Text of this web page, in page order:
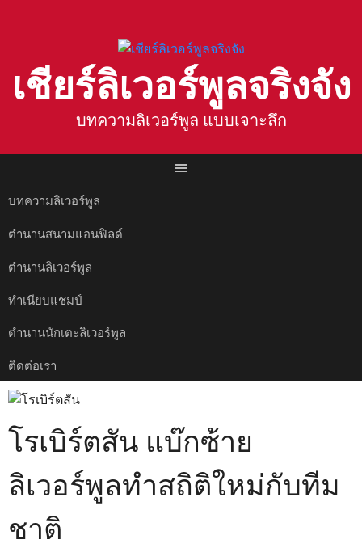
เชียร์ลิเวอร์พูลจริงจัง
บทความลิเวอร์พูล แบบเจาะลึก
บทความลิเวอร์พูล
ตำนานสนามแอนฟิลด์
ตำนานลิเวอร์พูล
ทำเนียบแชมป์
ตำนานนักเตะลิเวอร์พูล
ติดต่อเรา
โรเบิร์ตสัน แบ๊กซ้าย
ลิเวอร์พูลทำสถิติใหม่กับทีม
ชาติ